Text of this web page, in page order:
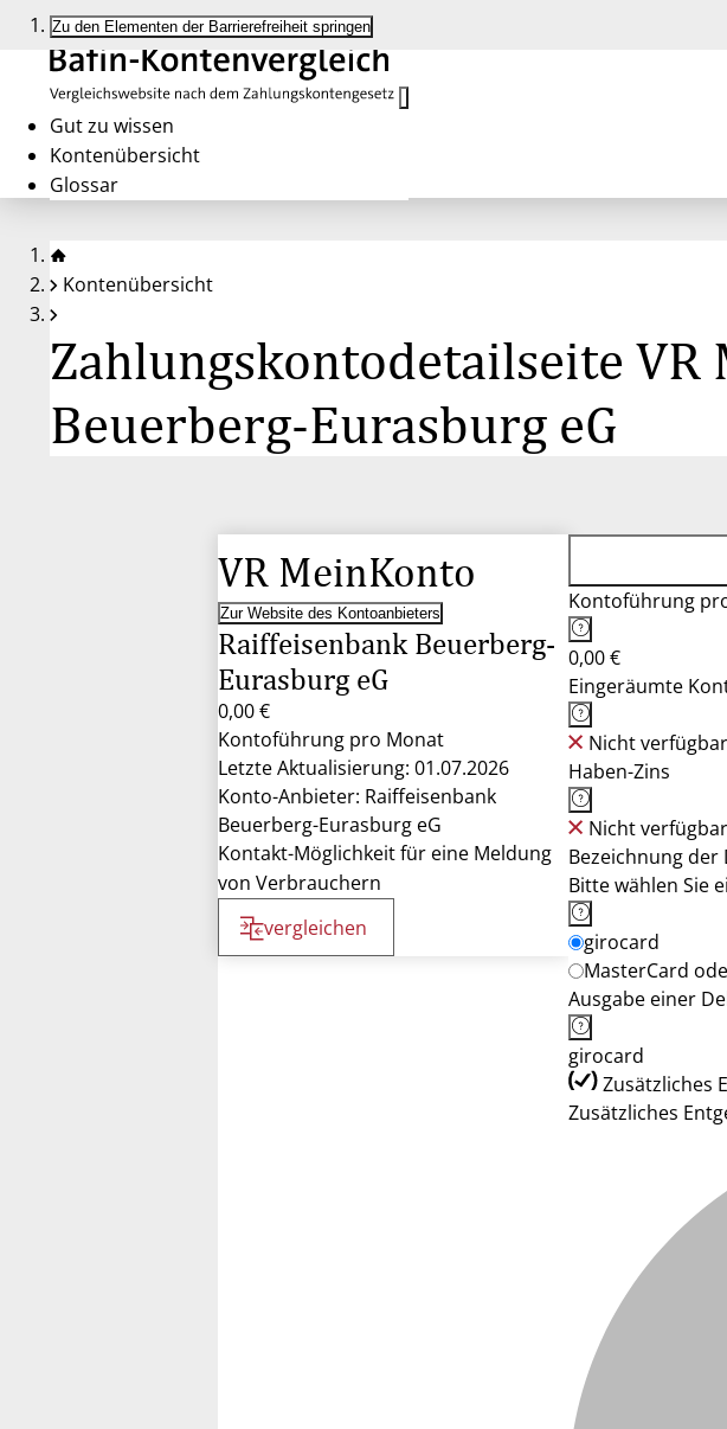
Zu den Elementen der Barrierefreiheit springen
Gut zu wissen
Kontenübersicht
Glossar
Kontenübersicht
Zahlungskontodetailseite
Beuerberg-Eurasburg eG
VR MeinKonto
Zur Website des Kontoanbieters
Raiffeisenbank Beuerberg-
Eurasburg eG
0,00 €
Kontoführung pro Monat
Letzte Aktualisierung: 01.07.2026
Konto-Anbieter: Raiffeisenbank
Beuerberg-Eurasburg eG
Kontakt-Möglichkeit für eine Meldung
von Verbrauchern
vergleichen
Kontoführung
0,00 €
Eingeräumte
Nicht verfügbar
Haben-Zins
Nicht verfügbar
Bezeichnung der
Bitte wählen Sie
girocard
MasterCard
Ausgabe einer
girocard
Zusätzliches
Zusätzliches